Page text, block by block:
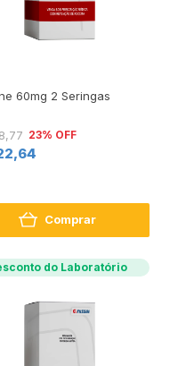
60mg 2 Seringas
23% OFF
Comprar
do Laboratório